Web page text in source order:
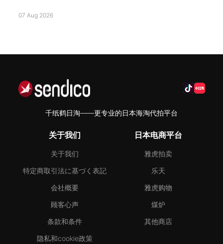
07 Aug 2026
千纸鹤日淘——更专业的日本海淘代拍平台
关于我们
关于我们
特定商取引法に基づく表記
会社概要
顾客心声
条款和条件
隐私和cookie政策
日本电商平台
雅虎拍卖
乐天
雅虎购物
煤炉
其他商店